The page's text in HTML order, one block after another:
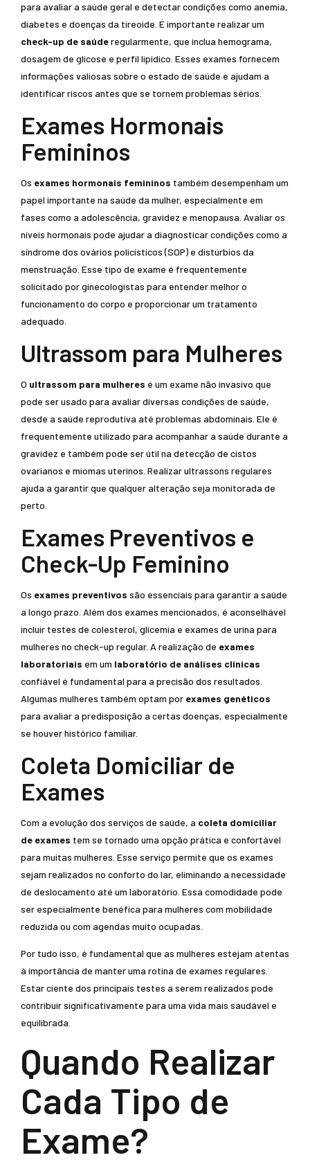
para avaliar a saúde geral e detectar condições como anemia,
diabetes e doenças da tireoide. É importante realizar um
check-up de saúderegularmente, que inclua hemograma,
dosagem de glicose e perfil lipídico. Esses exames fornecem
informações valiosas sobre o estado de saúde e ajudam a
identificar riscos antes que se tornem problemas sérios.
Exames Hormonais
Femininos
Os exames hormonais femininos também desempenham um
papel importante na saúde da mulher, especialmente em
fases como a adolescência, gravidez e menopausa. Avaliar os
níveis hormonais pode ajudar a diagnosticar condições como a
síndrome dos ovários policísticos (SOP) e distúrbios da
menstruação. Esse tipo de exame é frequentemente
solicitado por ginecologistas para entender melhor o
funcionamento do corpo e proporcionar um tratamento
adequado.
Ultrassom para Mulheres
O ultrassom para mulheres é um exame não invasivo que
pode ser usado para avaliar diversas condições de saúde,
desde a saúde reprodutiva até problemas abdominais. Ele é
frequentemente utilizado para acompanhar a saúde durante a
gravidez e também pode ser útil na detecção de cistos
ovarianos e miomas uterinos. Realizar ultrassons regulares
ajuda a garantir que qualquer alteração seja monitorada de
perto.
Exames Preventivos e
Check-Up Feminino
Os exames preventivos são essenciais para garantir a saúde
a longo prazo. Além dos exames mencionados, é aconselhável
incluir testes de colesterol, glicemia e exames de urina para
mulheres no check-up regular. A realização de exames
laboratoriais em um laboratório de análises clínicas
confiável é fundamental para a precisão dos resultados.
Algumas mulheres também optam por exames genéticos
para avaliar a predisposição a certas doenças, especialmente
se houver histórico familiar.
Coleta Domiciliar de
Exames
Com a evolução dos serviços de saúde, a coleta domiciliar
de exames tem se tornado uma opção prática e confortável
para muitas mulheres. Esse serviço permite que os exames
sejam realizados no conforto do lar, eliminando a necessidade
de deslocamento até um laboratório. Essa comodidade pode
ser especialmente benéfica para mulheres com mobilidade
reduzida ou com agendas muito ocupadas.
Por tudo isso, é fundamental que as mulheres estejam atentas
à importância de manter uma rotina de exames regulares.
Estar ciente dos principais testes a serem realizados pode
contribuir significativamente para uma vida mais saudável e
equilibrada.
Quando Realizar
Cada Tipo de
Exame?